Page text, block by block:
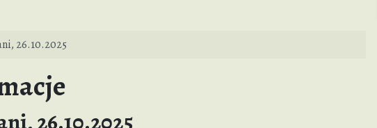
26.10.2025
26.10.2025